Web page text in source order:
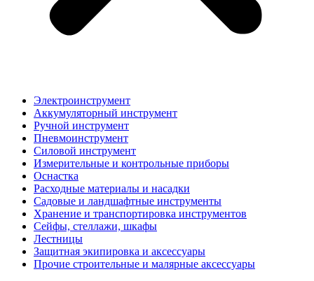
Электроинструмент
Аккумуляторный инструмент
Ручной инструмент
Пневмоинструмент
Силовой инструмент
Измерительные и контрольные приборы
Оснастка
Расходные материалы и насадки
Садовые и ландшафтные инструменты
Хранение и транспортировка инструментов
Сейфы, стеллажи, шкафы
Лестницы
Защитная экипировка и аксессуары
Прочие строительные и малярные аксессуары